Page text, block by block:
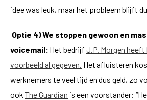
idee was leuk, maar het probleem blijft
Optie 4) We stoppen gewoon en
voicemail: Het bedrijf J.P. Morgen heeft
voorbeeld al gegeven. Het afluisteren
werknemers te veel tijd en dus geld, zo
ook The Guardian is een voorstander: